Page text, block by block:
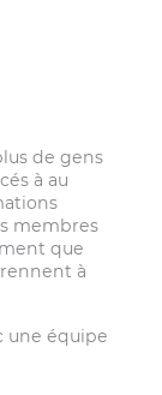
de gens
à au
membres
que
à
une équipe